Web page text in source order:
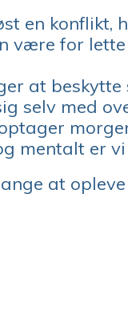
en
være for
at beskytte
selv med
mentalt er
at